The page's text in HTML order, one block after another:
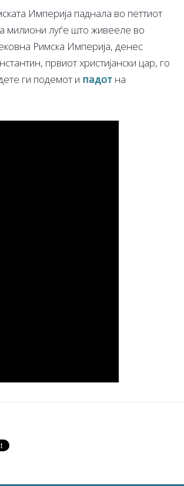
Империја паднала во петтиот
милиони луѓе што живееле во
Римска Империја, денес
првиот христијански цар, го
ги подемот и падот на